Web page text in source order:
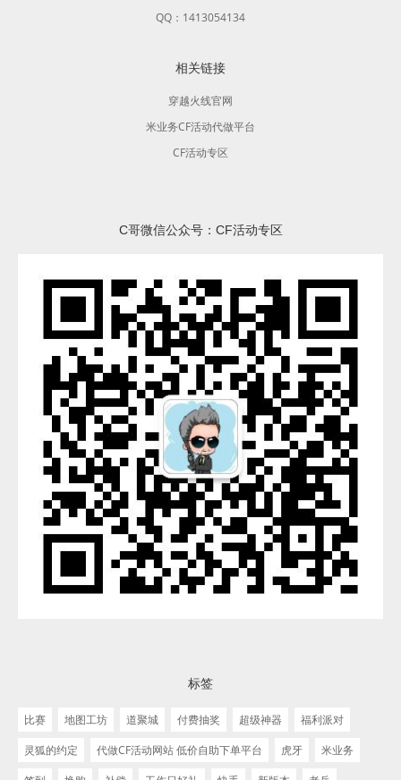
QQ：1413054134
相关链接
穿越火线官网
米业务CF活动代做平台
CF活动专区
C哥微信公众号：CF活动专区
标签
比赛 地图工坊 道聚城 付费抽奖 超级神器
福利派对
灵狐的约定
代做CF活动网站 低价自助下单平台 虎牙
米业务